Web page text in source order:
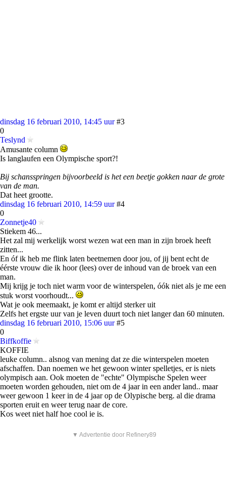
dinsdag 16 februari 2010, 14:45 uur #3
0
Teslynd
Amusante column
Is langlaufen een Olympische sport?!
Bij schansspringen bijvoorbeeld is het een beetje gokken naar de grote
van de man.
Dat heet grootte.
dinsdag 16 februari 2010, 14:59 uur #4
0
Zonnetje40
Stiekem 46...
Het zal mij werkelijk worst wezen wat een man in zijn broek heeft
zitten...
En óf ik heb me flink laten beetnemen door jou, of jij bent echt de
éérste vrouw die ik hoor (lees) over de inhoud van de broek van een
man.
Mij krijg je toch niet warm voor de winterspelen, óók niet als je me een
stuk worst voorhoudt...
Wat je ook meemaakt, je komt er altijd sterker uit
Zelfs het ergste uur van je leven duurt toch niet langer dan 60 minuten.
dinsdag 16 februari 2010, 15:06 uur #5
0
Biffkoffie
KOFFIE
leuke column.. alsnog van mening dat ze die winterspelen moeten
afschaffen. Dan noemen we het gewoon winter spelletjes, er is niets
olympisch aan. Ook moeten de "echte" Olympische Spelen weer
moeten worden gehouden, niet om de 4 jaar in een ander land.. maar
weer gewoon 1 keer in de 4 jaar op de Olypische berg. al die drama
sporten eruit en weer terug naar de core.
Kos weet niet half hoe cool ie is.
▼ Advertentie door Refinery89